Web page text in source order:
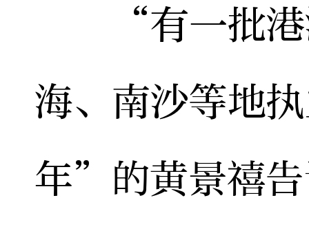
“有一批港
海、南沙等地
年”的黄景禧